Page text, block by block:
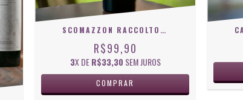
SCOMAZZON RACCOLTO CORTE TINTO 750 ML
R$99,90
3X DER$33,30 SEM JUROS